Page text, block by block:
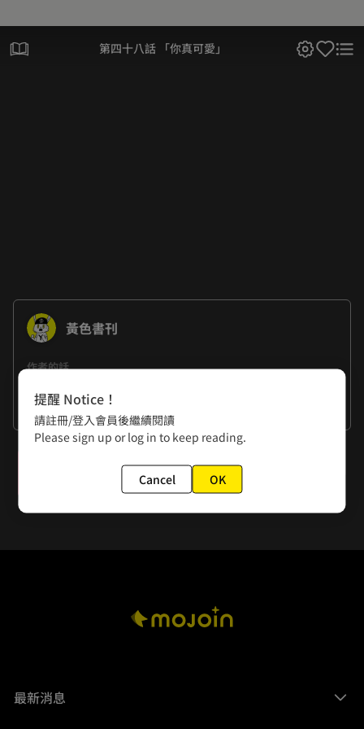
第四十八話 「你真可愛」
黃色書刊
作者的話
真是可愛的女人...這種話要是從我嘴巴裡說出來，感覺整個就
不對啊，果然還是要從帥哥的口中說出來才合理嗎??
看更多
第四十九話 「虛張聲勢」
最新消息
提醒 Notice！
請註冊/登入會員後繼續閱讀
Please sign up or log in to keep reading.
Cancel OK